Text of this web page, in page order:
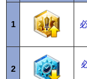
1
2